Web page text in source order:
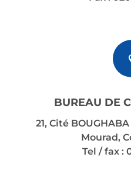
BUREAU DE
21, Cité
Mourad,
Tel / fax :